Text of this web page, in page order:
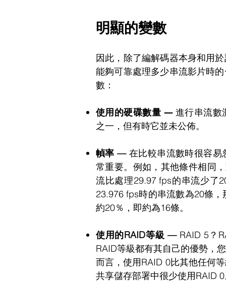
明顯的變數
因此，除了編解碼器本身和用
能夠可靠處理多少串流影片時
數：
使用的硬碟數量 —進行串流數
之一，但有時它並未公佈。
幀率 — 在比較串流數時很容
常重要。例如，其他條件相同
流比處理29.97 fps的串流少了
23.976 fps時的串流數為20條
約20％，即約為16條。
使用的RAID等級 —RAID 5？
RAID等級都有其自己的優勢，
而言，使用RAID 0比其他任何
共享儲存部署中很少使用RAID